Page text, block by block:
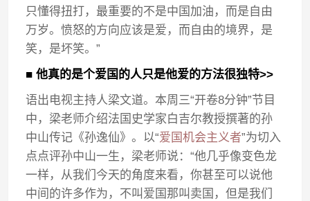
只懂得扭打，最重要的不是中国加油，而是自由
万岁。愤怒的方向应该是爱，而自由的境界，是
笑，是坏笑。”
■ 他真的是个爱国的人只是他爱的方法很独特>>
语出电视主持人梁文道。本周三“开卷8分钟”节目
中，梁老师介绍法国史学家白吉尔教授撰著的孙
中山传记《孙逸仙》。以“爱国机会主义者”为切入
点点评孙中山一生，梁老师说：“他几乎像变色龙
一样，从我们今天的角度来看，你甚至可以说他
中间的许多作为，不叫爱国那叫卖国，但是我们